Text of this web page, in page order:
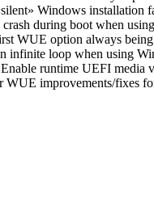
Windows installation
crash during boot when
WUE option always
infinite loop when using
runtime UEFI media
WUE improvements/fixes